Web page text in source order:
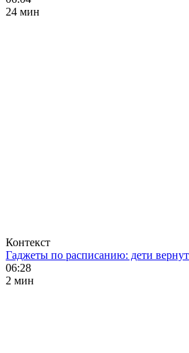
24 мин
Контекст
Гаджеты по расписанию: дети
06:28
2 мин